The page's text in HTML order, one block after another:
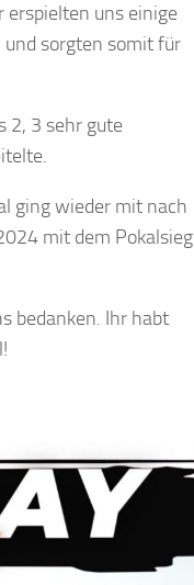
uns einige
und sorgten somit für
2, 3 sehr gute
ging wieder mit nach
mit dem Pokalsieg
bedanken. Ihr habt